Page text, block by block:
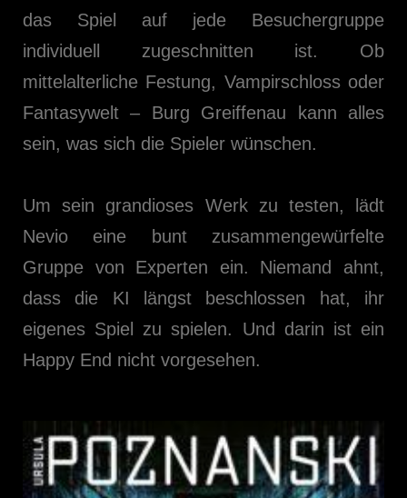
das Spiel auf jede Besuchergruppe
individuell zugeschnitten ist. Ob
mittelalterliche Festung, Vampirschloss oder
Fantasywelt – Burg Greiffenau kann alles
sein, was sich die Spieler wünschen.
Um sein grandioses Werk zu testen, lädt
Nevio eine bunt zusammengewürfelte
Gruppe von Experten ein. Niemand ahnt,
dass die KI längst beschlossen hat, ihr
eigenes Spiel zu spielen. Und darin ist ein
Happy End nicht vorgesehen.